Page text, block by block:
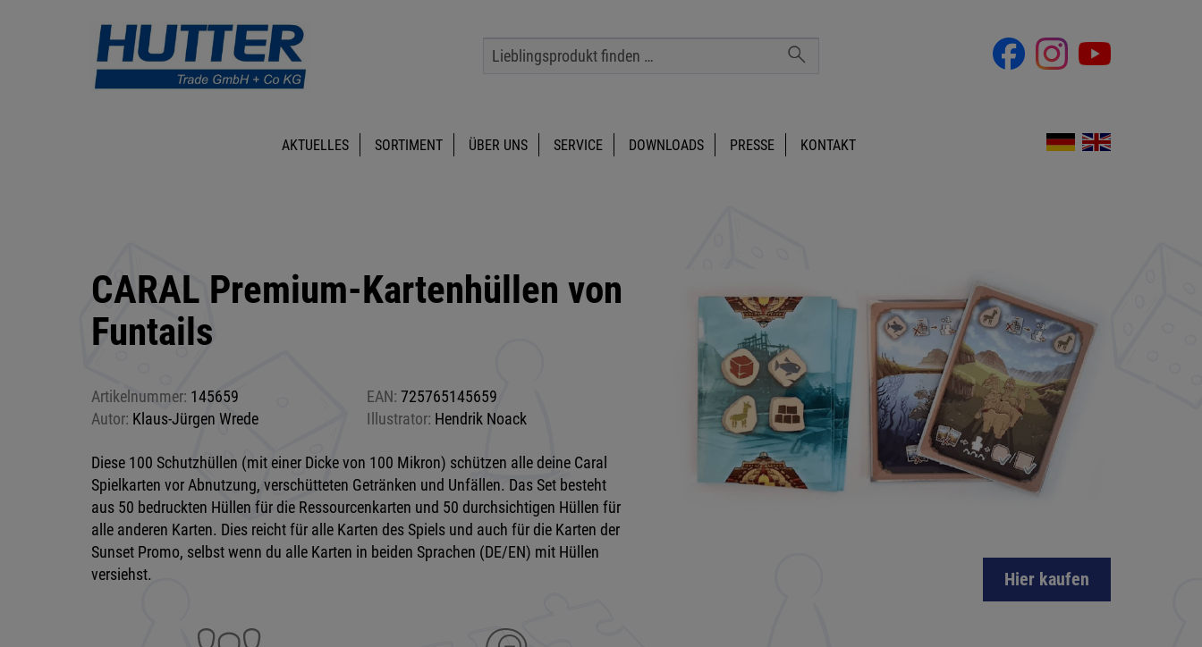
AKTUELLES SORTIMENT ÜBER UNS SERVICE DOWNLOADS PRESSE KONTAKT
CARAL Premium-Kartenhüllen von
Funtails
Artikelnummer: 145659 EAN: 725765145659
Autor: Klaus-Jürgen Wrede Illustrator: Hendrik Noack
Diese 100 Schutzhüllen (mit einer Dicke von 100 Mikron) schützen alle deine Caral
Spielkarten vor Abnutzung, verschütteten Getränken und Unfällen. Das Set besteht
aus 50 bedruckten Hüllen für die Ressourcenkarten und 50 durchsichtigen Hüllen für
alle anderen Karten. Dies reicht für alle Karten des Spiels und auch für die Karten der
Sunset Promo, selbst wenn du alle Karten in beiden Sprachen (DE/EN) mit Hüllen
versiehst.
Hier kaufen